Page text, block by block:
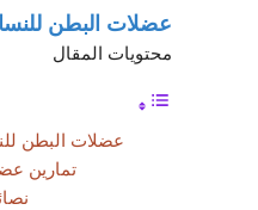
عضلات البطن
محتويات المقال
عضلات البطن
تمارين